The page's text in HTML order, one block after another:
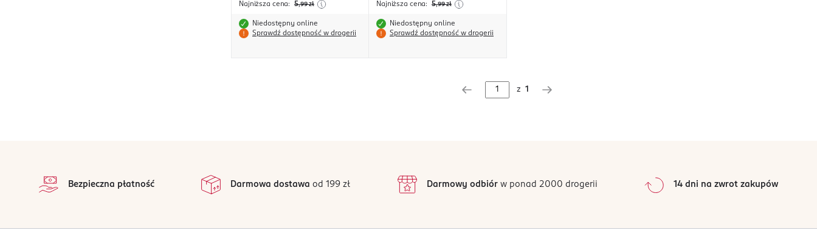
Najniższa cena: 5,99 zł
Niedostępny online
Sprawdź dostępność w drogerii
Najniższa cena: 5,99 zł
Niedostępny online
Sprawdź dostępność w drogerii
z 1
Bezpieczna płatność Darmowa dostawa od 199 zł Darmowy odbiórw ponad 2000 drogerii 14 dni na zwrot zakupów